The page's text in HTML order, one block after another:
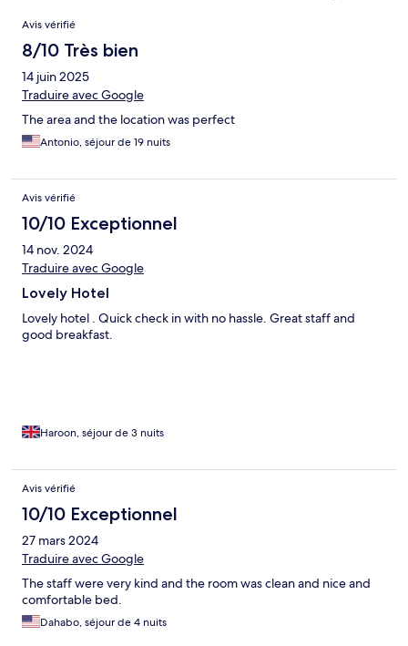
Avis
Avis vérifié
8/10 Très bien
14 juin 2025
Traduire avec Google
The area and the location was perfect
Antonio, séjour de 19 nuits
Avis vérifié
10/10 Exceptionnel
14 nov. 2024
Traduire avec Google
Lovely Hotel
Lovely hotel . Quick check in with no hassle. Great staff and
good breakfast.
Haroon, séjour de 3 nuits
Avis vérifié
10/10 Exceptionnel
27 mars 2024
Traduire avec Google
The staff were very kind and the room was clean and nice and
comfortable bed.
Dahabo, séjour de 4 nuits